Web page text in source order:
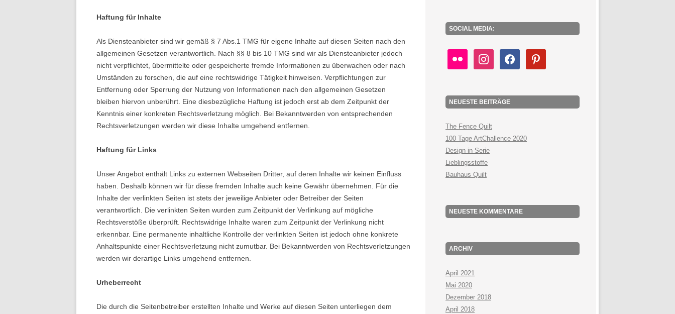
Haftung für Inhalte
Als Diensteanbieter sind wir gemäß § 7 Abs.1 TMG für eigene Inhalte auf diesen Seiten nach den
allgemeinen Gesetzen verantwortlich. Nach §§ 8 bis 10 TMG sind wir als Diensteanbieter jedoch
nicht verpflichtet, übermittelte oder gespeicherte fremde Informationen zu überwachen oder nach
Umständen zu forschen, die auf eine rechtswidrige Tätigkeit hinweisen. Verpflichtungen zur
Entfernung oder Sperrung der Nutzung von Informationen nach den allgemeinen Gesetzen
bleiben hiervon unberührt. Eine diesbezügliche Haftung ist jedoch erst ab dem Zeitpunkt der
Kenntnis einer konkreten Rechtsverletzung möglich. Bei Bekanntwerden von entsprechenden
Rechtsverletzungen werden wir diese Inhalte umgehend entfernen.
Haftung für Links
Unser Angebot enthält Links zu externen Webseiten Dritter, auf deren Inhalte wir keinen Einfluss
haben. Deshalb können wir für diese fremden Inhalte auch keine Gewähr übernehmen. Für die
Inhalte der verlinkten Seiten ist stets der jeweilige Anbieter oder Betreiber der Seiten
verantwortlich. Die verlinkten Seiten wurden zum Zeitpunkt der Verlinkung auf mögliche
Rechtsverstöße überprüft. Rechtswidrige Inhalte waren zum Zeitpunkt der Verlinkung nicht
erkennbar. Eine permanente inhaltliche Kontrolle der verlinkten Seiten ist jedoch ohne konkrete
Anhaltspunkte einer Rechtsverletzung nicht zumutbar. Bei Bekanntwerden von Rechtsverletzungen
werden wir derartige Links umgehend entfernen.
Urheberrecht
Die durch die Seitenbetreiber erstellten Inhalte und Werke auf diesen Seiten unterliegen dem
SOCIAL MEDIA:
instagram facebook pinterest
NEUESTE BEITRÄGE
The Fence Quilt
100 Tage ArtChallence 2020
Design in Serie
Lieblingsstoffe
Bauhaus Quilt
NEUESTE KOMMENTARE
ARCHIV
April 2021
Mai 2020
Dezember 2018
April 2018